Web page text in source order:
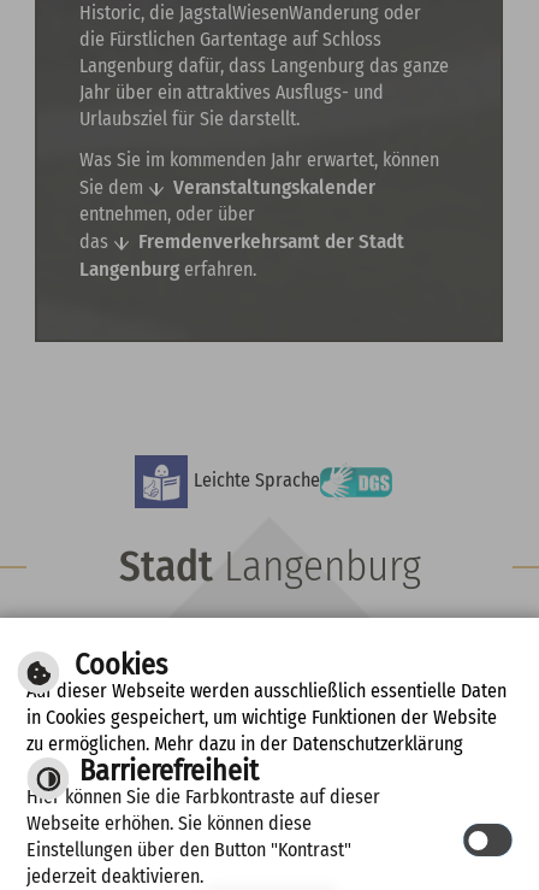
Historic, die JagstalWiesenWanderung oder
die Fürstlichen Gartentage auf Schloss
Langenburg dafür, dass Langenburg das ganze
Jahr über ein attraktives Ausflugs- und
Urlaubsziel für Sie darstellt.
Was Sie im kommenden Jahr erwartet, können
Sie dem
Veranstaltungskalender
entnehmen, oder über
das
Fremdenverkehrsamt der Stadt
Langenburg erfahren.
Leichte Sprache
StadtLangenburg
Hauptstraße 15 | 74595 Langenburg
Fon: 07905 9102-0 | Fax: 07905 491
E-Mail schreiben
Diese Seite drucken
© 2018 Stadtverwaltung Langenburg |
made by cm city media GmbH
Inhalt Impressum
Cookies
Auf dieser Webseite werden ausschließlich essentielle Daten
in Cookies gespeichert, um wichtige Funktionen der Website
zu ermöglichen. Mehr dazu in der Datenschutzerklärung
Barrierefreiheit
Hier können Sie die Farbkontraste auf dieser
Webseite erhöhen. Sie können diese
Einstellungen über den Button "Kontrast"
jederzeit deaktivieren.